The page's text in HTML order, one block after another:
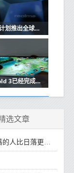
vivo、传音计划推出全球首款卷轴屏手机 或明年亮相
曝vivo X Fold 3已经完成开模！提前到明年一季度发布
选文章
比日落更浪漫